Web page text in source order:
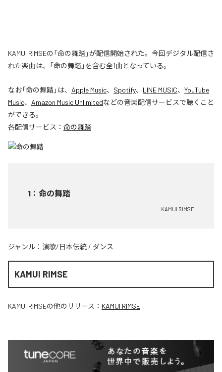
KAMUI RIMSEの「命の舞踏」が配信開始された。今回デジタル配信さ
れた楽曲は、「命の舞踏」を含む全1曲となっている。
なお「命の舞踏 」は、 Apple Music、 Spotify、 LINE MUSIC、 YouTube
Music、 Amazon Music Unlimitedなどの音楽配信サービスで聴くこと
ができる。
各配信サービス： 命の舞踏
1 ： 命の舞踏
KAMUI RIMSE
ジャンル： 演歌/日本伝統 / ダンス
KAMUI RIMSE
KAMUI RIMSEの他のリリース： KAMUI RIMSE